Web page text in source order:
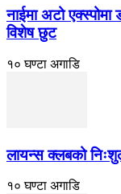
नाईमा अटो
विशेष छुट
१० घण्टा अगाडि
लायन्स क्लबको
१० घण्टा अगाडि